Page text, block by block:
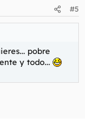
gigantesco
#5
pobre
y todo...